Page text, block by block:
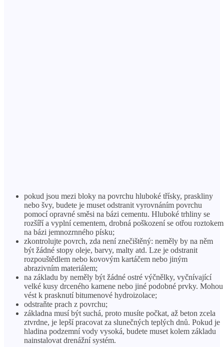
pokud jsou mezi bloky na povrchu hluboké třísky, praskliny
nebo švy, budete je muset odstranit vyrovnáním povrchu
pomocí opravné směsi na bázi cementu. Hluboké trhliny se
rozšíří a vyplní cementem, drobná poškození se otřou roztokem
na bázi jemnozrnného písku;
zkontrolujte povrch, zda není znečištěný: neměly by na něm
být žádné stopy oleje, barvy, malty atd. Lze je odstranit
rozpouštědlem nebo kovovým kartáčem nebo jiným
abrazivním materiálem;
na základu by neměly být žádné ostré výčnělky, vyčnívající
velké kusy drceného kamene nebo jiné podobné prvky. Mohou
vést k prasknutí bitumenové hydroizolace;
odstraňte prach z povrchu;
základna musí být suchá, proto musíte počkat, až beton zcela
ztvrdne, je lepší pracovat za slunečných teplých dnů. Pokud je
hladina podzemní vody vysoká, budete muset kolem základu
nainstalovat drenážní systém.